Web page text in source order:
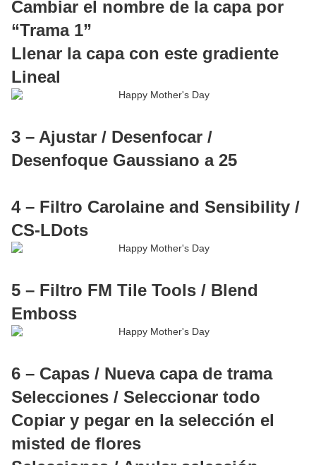
Cambiar el nombre de la capa por
“Trama 1”
Llenar la capa con este gradiente
Lineal
3 – Ajustar / Desenfocar /
Desenfoque Gaussiano a 25
4 – Filtro Carolaine and Sensibility /
CS-LDots
5 – Filtro FM Tile Tools / Blend
Emboss
6 – Capas / Nueva capa de trama
Selecciones / Seleccionar todo
Copiar y pegar en la selección el
misted de flores